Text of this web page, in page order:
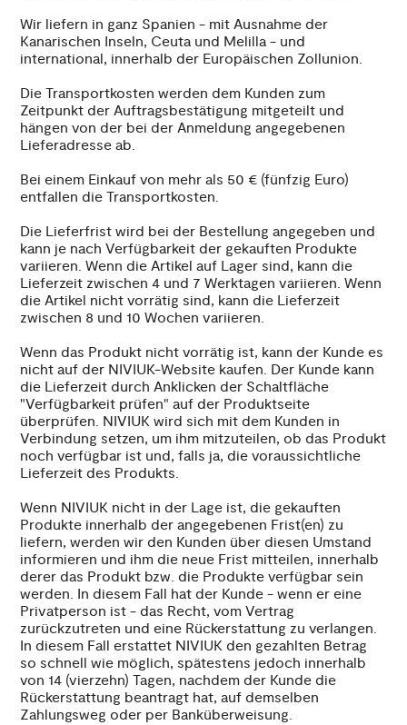
Wir liefern in ganz Spanien - mit Ausnahme der
Kanarischen Inseln, Ceuta und Melilla - und
international, innerhalb der Europäischen Zollunion.
Die Transportkosten werden dem Kunden zum
Zeitpunkt der Auftragsbestätigung mitgeteilt und
hängen von der bei der Anmeldung angegebenen
Lieferadresse ab.
Bei einem Einkauf von mehr als 50 € (fünfzig Euro)
entfallen die Transportkosten.
Die Lieferfrist wird bei der Bestellung angegeben und
kann je nach Verfügbarkeit der gekauften Produkte
variieren. Wenn die Artikel auf Lager sind, kann die
Lieferzeit zwischen 4 und 7 Werktagen variieren. Wenn
die Artikel nicht vorrätig sind, kann die Lieferzeit
zwischen 8 und 10 Wochen variieren.
Wenn das Produkt nicht vorrätig ist, kann der Kunde es
nicht auf der NIVIUK-Website kaufen. Der Kunde kann
die Lieferzeit durch Anklicken der Schaltfläche
"Verfügbarkeit prüfen" auf der Produktseite
überprüfen. NIVIUK wird sich mit dem Kunden in
Verbindung setzen, um ihm mitzuteilen, ob das Produkt
noch verfügbar ist und, falls ja, die voraussichtliche
Lieferzeit des Produkts.
Wenn NIVIUK nicht in der Lage ist, die gekauften
Produkte innerhalb der angegebenen Frist(en) zu
liefern, werden wir den Kunden über diesen Umstand
informieren und ihm die neue Frist mitteilen, innerhalb
derer das Produkt bzw. die Produkte verfügbar sein
werden. In diesem Fall hat der Kunde - wenn er eine
Privatperson ist - das Recht, vom Vertrag
zurückzutreten und eine Rückerstattung zu verlangen.
In diesem Fall erstattet NIVIUK den gezahlten Betrag
so schnell wie möglich, spätestens jedoch innerhalb
von 14 (vierzehn) Tagen, nachdem der Kunde die
Rückerstattung beantragt hat, auf demselben
Zahlungsweg oder per Banküberweisung.